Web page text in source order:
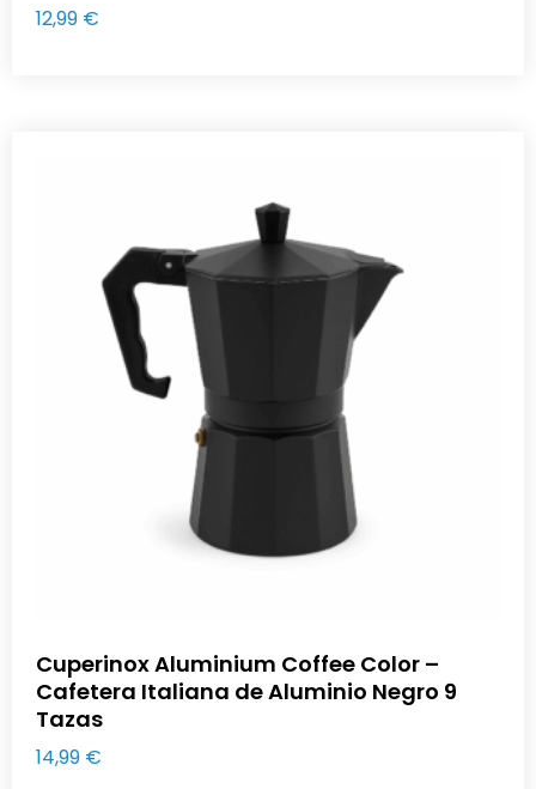
12,99 €
Cuperinox Aluminium Coffee Color –
Cafetera Italiana de Aluminio Negro 9
Tazas
14,99 €